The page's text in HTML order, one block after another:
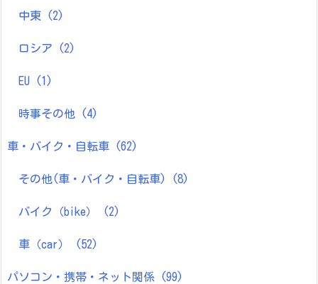
中東 (2)
ロシア (2)
EU (1)
時事その他 (4)
車・バイク・自転車 (62)
その他(車・バイク・自転車) (8)
バイク（bike） (2)
車（car） (52)
パソコン・携帯・ネット関係 (99)